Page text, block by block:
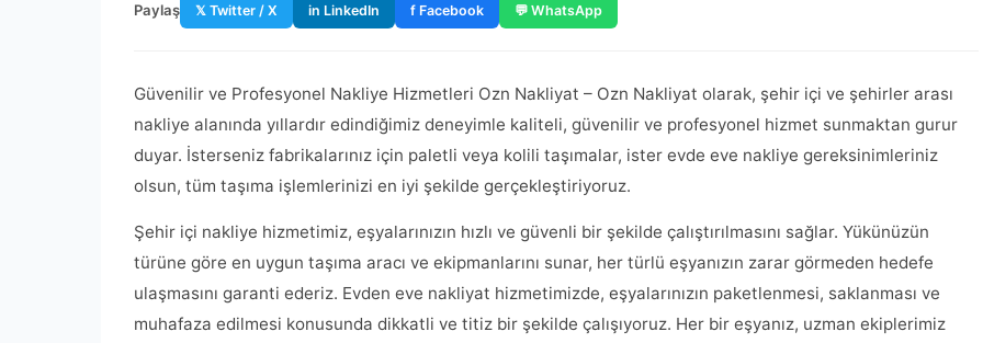
Paylaş 𝕏 Twitter / X in LinkedIn f Facebook 💬 WhatsApp
Güvenilir ve Profesyonel Nakliye Hizmetleri Ozn Nakliyat – Ozn Nakliyat olarak, şehir içi ve şehirler arası
nakliye alanında yıllardır edindiğimiz deneyimle kaliteli, güvenilir ve profesyonel hizmet sunmaktan gurur
duyar. İsterseniz fabrikalarınız için paletli veya kolili taşımalar, ister evde eve nakliye gereksinimleriniz
olsun, tüm taşıma işlemlerinizi en iyi şekilde gerçekleştiriyoruz.
Şehir içi nakliye hizmetimiz, eşyalarınızın hızlı ve güvenli bir şekilde çalıştırılmasını sağlar. Yükünüzün
türüne göre en uygun taşıma aracı ve ekipmanlarını sunar, her türlü eşyanızın zarar görmeden hedefe
ulaşmasını garanti ederiz. Evden eve nakliyat hizmetimizde, eşyalarınızın paketlenmesi, saklanması ve
muhafaza edilmesi konusunda dikkatli ve titiz bir şekilde çalışıyoruz. Her bir eşyanız, uzman ekiplerimiz